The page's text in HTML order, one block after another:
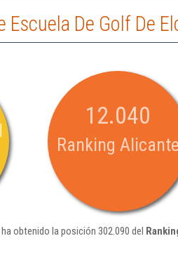
De Golf De
12.040
Ranking Alicante
obtenido la posición 302.090 del